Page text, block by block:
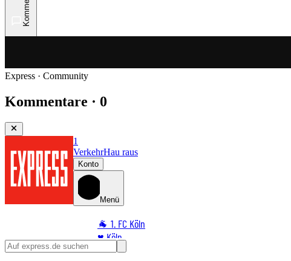
Express · Community
Kommentare · 0
1
VerkehrHau raus
Konto
Menü
🐐 1. FC Köln
♥️ Köln
⭐ Promi